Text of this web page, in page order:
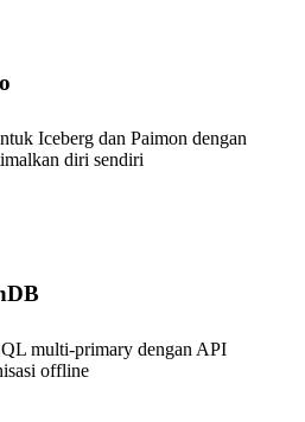
Iceberg dan Paimon dengan
diri sendiri
multi-primary dengan API
offline